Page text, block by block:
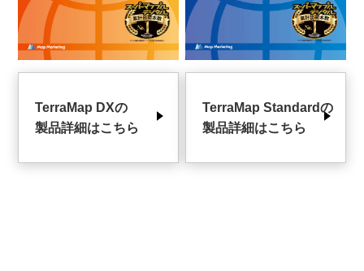
TerraMap DXの
製品詳細はこちら
TerraMap Standardの
製品詳細はこちら